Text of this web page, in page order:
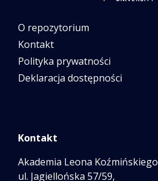
O repozytorium
Kontakt
Polityka prywatności
Deklaracja dostępności
Kontakt
Akademia Leona Koźmińskiego
ul. Jagiellońska 57/59,